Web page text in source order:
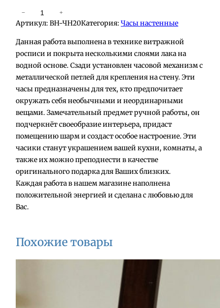
о
л
ч
р
Ч
ы
М
и
− +
Артикул: ВН-ЧН20Категория: Часы настенные
Данная работа выполнена в технике витражной
росписи и покрыта несколькими слоями лака на
водной основе. Сзади установлен часовой механизм с
металлической петлей для крепления на стену. Эти
часы предназначены для тех, кто предпочитает
окружать себя необычными и неординарными
вещами. Замечательный предмет ручной работы, он
подчеркнёт своеобразие интерьера, придаст
помещению шарм и создаст особое настроение. Эти
часики станут украшением вашей кухни, комнаты, а
также их можно преподнести в качестве
оригинального подарка для Ваших близких.
Каждая работа в нашем магазине наполнена
положительной энергией и сделана с любовью для
Вас.
Похожие товары